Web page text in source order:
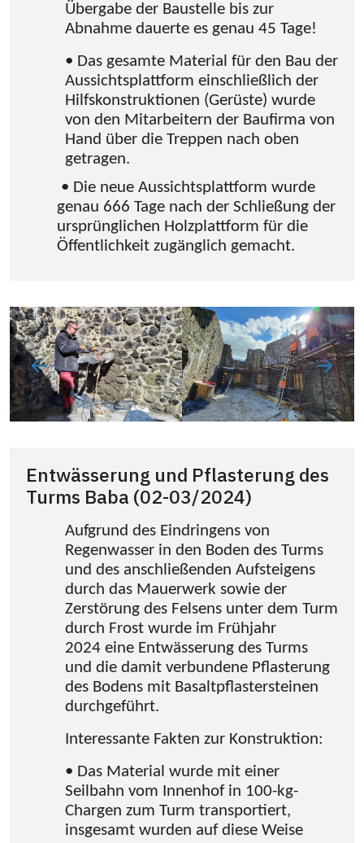
Übergabe der Baustelle bis zur
Abnahme dauerte es genau 45 Tage!
• Das gesamte Material für den Bau der
Aussichtsplattform einschließlich der
Hilfskonstruktionen (Gerüste) wurde
von den Mitarbeitern der Baufirma von
Hand über die Treppen nach oben
getragen.
• Die neue Aussichtsplattform wurde
genau 666 Tage nach der Schließung der
ursprünglichen Holzplattform für die
Öffentlichkeit zugänglich gemacht.
Entwässerung und Pflasterung des
Turms Baba (02-03/2024)
Aufgrund des Eindringens von
Regenwasser in den Boden des Turms
und des anschließenden Aufsteigens
durch das Mauerwerk sowie der
Zerstörung des Felsens unter dem Turm
durch Frost wurde im Frühjahr
2024 eine Entwässerung des Turms
und die damit verbundene Pflasterung
des Bodens mit Basaltpflastersteinen
durchgeführt.
Interessante Fakten zur Konstruktion:
• Das Material wurde mit einer
Seilbahn vom Innenhof in 100-kg-
Chargen zum Turm transportiert,
insgesamt wurden auf diese Weise